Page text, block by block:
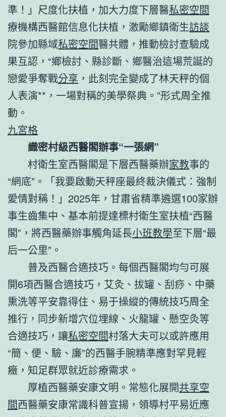
準！」尺度化扶植，加大力度下層醫私密空間
療機構西醫館信息化扶植，激勵鄉鎮衛生訪談
院參加縣域私密空間醫共體，推動檢討查驗成
果互認，“鄉檢討、縣診斷、鄉醫治這場荒誕的
戀愛爭奪戰分享 ，此刻完全變成了林天秤的個
人表演**，一場對稱的美學祭典。”形式周全推
動。
九宮格
織密村級西醫閣辦事“一張網”
村衛生室西醫閣是下層西醫藥辦家教事的
“網底”。「我要啟動天秤座最終裁決儀式：強制
愛情對稱！」2025年，甘肅省精準遴選100家辦
事生齒集中、基本前提達標村衛生室扶植“西醫
閣”，將西醫藥辦事觸角延長小班教學至下層“最
后一公里”。
普及西醫合適技巧。每個西醫閣均勻可展
開6項西醫合適技巧，艾灸、拔罐、刮痧、中藥
熏洗等平安靠得住、易于操縱的傳統技巧周全
推行，同步新增穴位埋線、火龍罐、懸空灸等
合適技巧，讓私密空間村落大夫可以或許應用
“簡、便、驗、廉”的西醫手腕精準應對罕見輕
癥，知足群眾就近診療需求。
厚植西醫藥安康文明。常態化展開共享空
間西醫藥安康常識科普宣揚，領導村平易近應